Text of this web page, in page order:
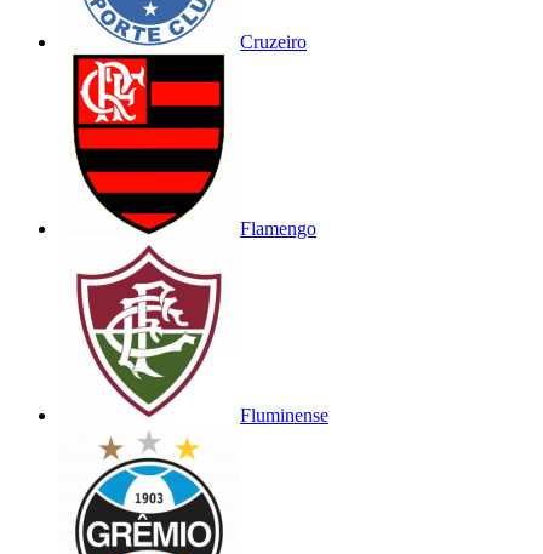
Cruzeiro
Flamengo
Fluminense